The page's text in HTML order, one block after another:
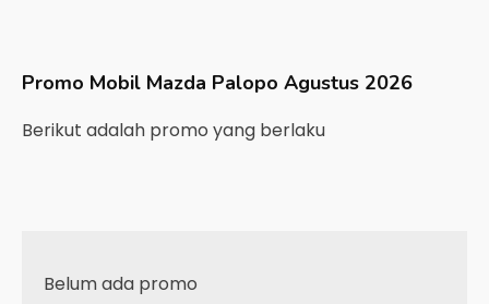
Promo Mobil Mazda Palopo Agustus 2026
Berikut adalah promo yang berlaku
Belum ada promo